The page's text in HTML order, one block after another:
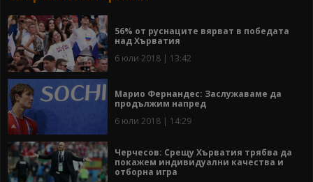
56% от руснаците вярват в победата
над Хърватия
6 юли 2018 | 13:42
Марио Фернандес: Заслужаваме да
продължим напред
6 юли 2018 | 14:29
Черчесов: Срещу Хърватия трябва да
покажем индивидуални качества и
отборна игра